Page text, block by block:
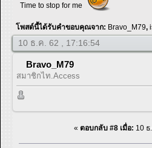
Time to stop for me
โพสต์นี้ได้รับคำขอบคุณจาก: Bravo_M79,
10 ธ.ค. 62 , 17:16:54
Bravo_M79
สมาชิกไท.Access
« ตอบกลับ #8 เมื่อ: 10 ธ